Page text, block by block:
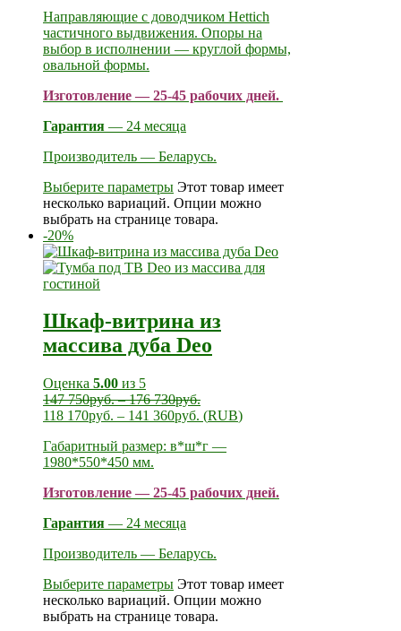
Направляющие с доводчиком Hettich
частичного выдвижения. Опоры на
выбор в исполнении — круглой формы,
овальной формы.
Изготовление — 25-45 рабочих дней.
Гарантия — 24 месяца
Производитель — Беларусь.
Выберите параметры Этот товар имеет
несколько вариаций. Опции можно
выбрать на странице товара.
-20%
Шкаф-витрина из
массива дуба Deo
Оценка 5.00 из 5
147 750руб.–176 730руб.
118 170руб. – 141 360руб. (RUB)
Габаритный размер: в*ш*г —
1980*550*450 мм.
Изготовление — 25-45 рабочих дней.
Гарантия — 24 месяца
Производитель — Беларусь.
Выберите параметры Этот товар имеет
несколько вариаций. Опции можно
выбрать на странице товара.